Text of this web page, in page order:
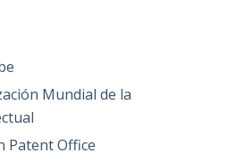
Mundial de la
Patent Office